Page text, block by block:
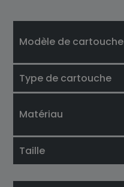
Modèle de cartouche
Type de cartouche
Matériau
Taille